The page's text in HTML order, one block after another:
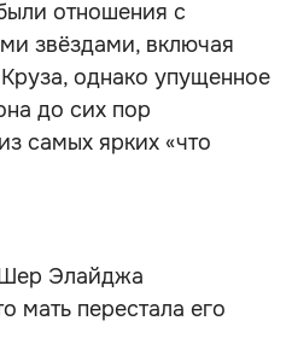
отношения с
звёздами, включая
однако упущенное
до сих пор
самых ярких «что
Элайджа
мать перестала его